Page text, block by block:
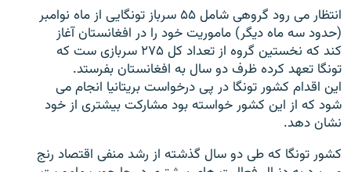
زبان‌های دیگر
انتظار مى رود گروهى شامل ۵۵ سرباز تونگايى از ماه نوامبر
(حدود سه ماه ديگر) ماموريت خود را در افغانستان آغاز
كند كه نخستين گروه از تعداد كل ۲۷۵ سربازى ست كه
تونگا تعهد كرده ظرف دو سال به افغانستان بفرستد.
اين اقدام كشور تونگا در پى درخواست بريتانيا انجام مى
شود كه از اين كشور خواسته بود مشاركت بيشترى از خود
نشان دهد.
كشور تونگا كه طى دو سال گذشته از رشد منفى اقتصاد رنج